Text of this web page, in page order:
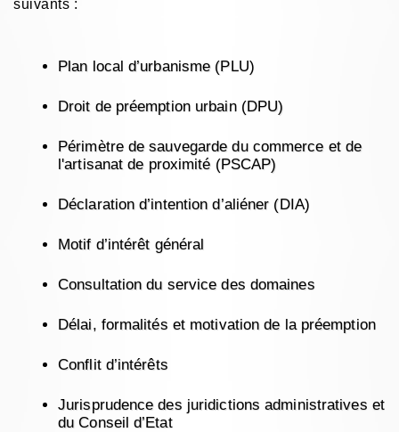
suivants :
Plan local d’urbanisme (PLU)
Droit de préemption urbain (DPU)
Périmètre de sauvegarde du commerce et de
l'artisanat de proximité (PSCAP)
Déclaration d’intention d’aliéner (DIA)
Motif d’intérêt général
Consultation du service des domaines
Délai, formalités et motivation de la préemption
Conflit d’intérêts
Jurisprudence des juridictions administratives et
du Conseil d’Etat